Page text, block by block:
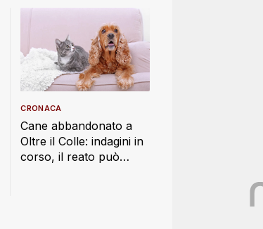
Cane abbandonato a
Oltre il Colle: indagini in
corso, il reato può
CRONACA